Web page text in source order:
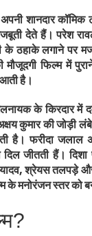
शानदार कॉमिक
देते हैं। परेश
के ठहाके लगाने पर
फिल्म में
है।
के किरदार में
कुमार की जोड़ी
है। फरीदा जलाल
दिल जीतती हैं।
यादव, श्रेयस तलपड़े
के मनोरंजन स्तर को